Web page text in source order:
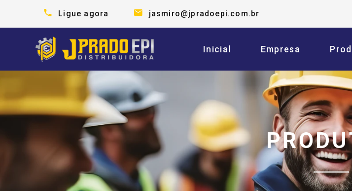
Ligue agora jasmiro@jpradoepi.com.br
Inicial Empresa